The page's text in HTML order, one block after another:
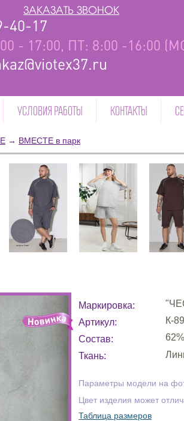
40-17
- 17:00, ПТ: 8:00 -16:00
ЗАКАЗАТЬ ЗВОНОК
УСЛОВИЯ РАБОТЫ КОНТАКТЫ
→ ВМЕСТЕ в парк
Маркировка:
Артикул:
К-
Состав:
Ткань:
Параметры модели на
Цвет изделия может
Таблица размеров